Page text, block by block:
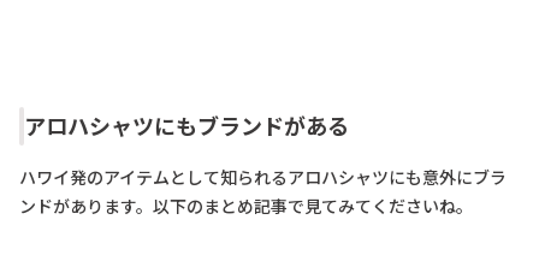
アロハシャツにもブランドがある
ハワイ発のアイテムとして知られるアロハシャツにも意外にブラ
ンドがあります。以下のまとめ記事で見てみてくださいね。